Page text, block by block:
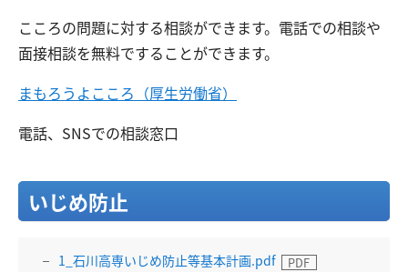
こころの問題に対する相談ができます。電話での相談や
面接相談を無料ですることができます。
まもろうよこころ（厚生労働省）
電話、SNSでの相談窓口
いじめ防止
1_石川高専いじめ防止等基本計画.pdf